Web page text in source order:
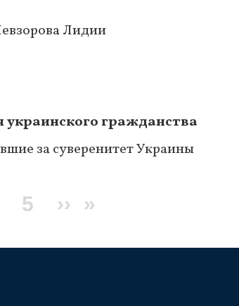
Лидии
гражданства
за суверенитет Украины
Page
5
Следующая
››
Последняя
»